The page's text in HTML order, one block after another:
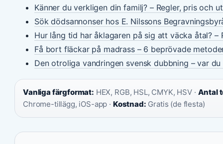
Känner du verkligen din familj? – Regler, pris och
Sök dödsannonser hos E. Nilssons
Hur lång tid har åklagaren på sig att väcka åtal? –
Få bort fläckar på madrass – 6 beprövade
Den otroliga vandringen svensk dubbning – var
Vanliga färgformat: HEX, RGB, HSL, CMYK, HSV · Antal
Chrome-tillägg, iOS-app · Kostnad: Gratis (de flesta)